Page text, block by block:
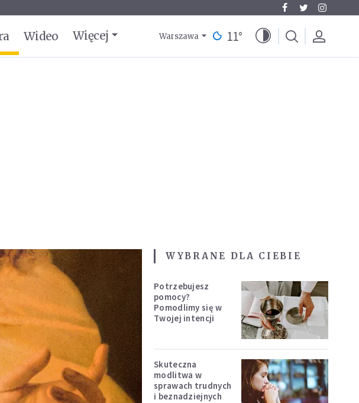
Wideo Więcej Warszawa 11°
WYBRANE DLA CIEBIE
Potrzebujesz
pomocy?
Pomodlimy się w
Twojej intencji
Skuteczna
modlitwa w
sprawach trudnych
i beznadziejnych